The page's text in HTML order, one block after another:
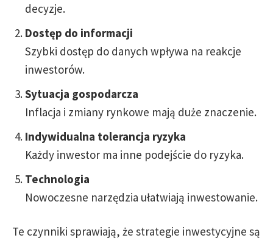
decyzje.
Dostęp do informacji
Szybki dostęp do danych wpływa na reakcje
inwestorów.
Sytuacja gospodarcza
Inflacja i zmiany rynkowe mają duże znaczenie.
Indywidualna tolerancja ryzyka
Każdy inwestor ma inne podejście do ryzyka.
Technologia
Nowoczesne narzędzia ułatwiają inwestowanie.
Te czynniki sprawiają, że strategie inwestycyjne są